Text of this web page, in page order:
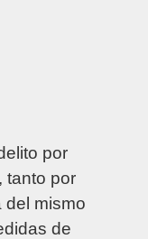
por
tanto por
del mismo
de